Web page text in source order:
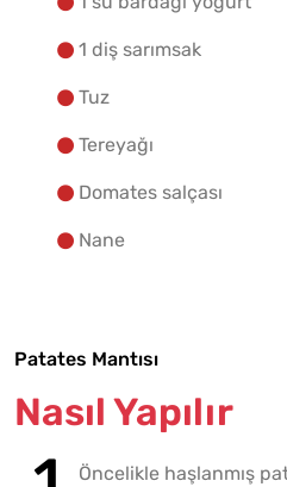
1 diş sarımsak
Tuz
Tereyağı
Domates salçası
Nane
Patates Mantısı
Nasıl Yapılır
Öncelikle haşlanmış